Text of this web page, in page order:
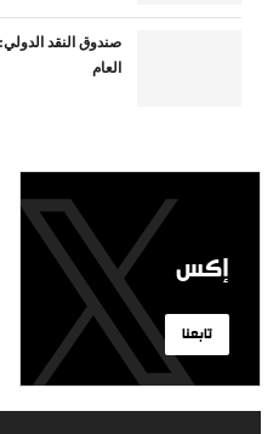
صندوق النقد
العام
إكس
تابعنا